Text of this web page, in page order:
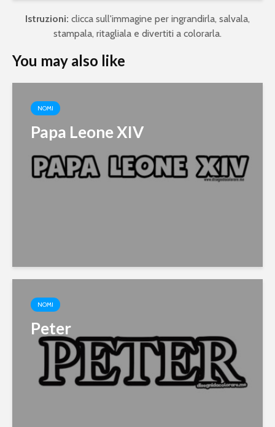
Istruzioni: clicca sull'immagine per ingrandirla, salvala,
stampala, ritagliala e divertiti a colorarla.
You may also like
NOMI
Papa Leone XIV
NOMI
Peter